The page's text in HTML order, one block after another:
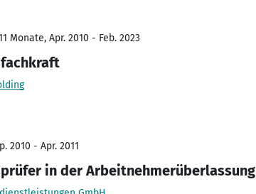
Monate, Apr. 2010 - Feb. 2023
2010 - Apr. 2011
in der Arbeitnehmerüberlassung